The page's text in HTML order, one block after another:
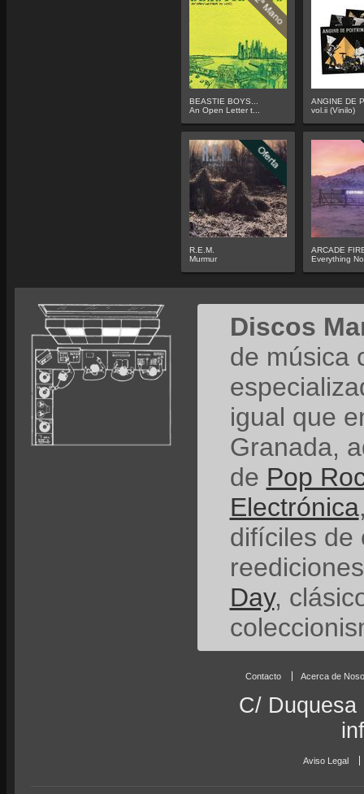
BEASTIE BOYS...
An Open Letter t...
ANGINE DE
vol.ii (Vinilo)
R.E.M.
Murmur
ARCADE
Everything
Discos
de música
igual que
Granada,
de Pop
Electrónica
difíciles de
Day,
Contacto Acerca de
C/ Duquesa
Aviso Legal